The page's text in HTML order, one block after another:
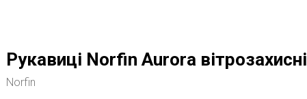
Рукавиці Norfin Aurora вітрозахисні
Norfin